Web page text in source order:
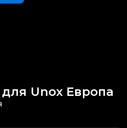
Unox Европа